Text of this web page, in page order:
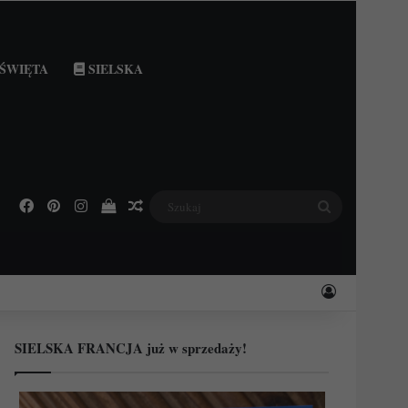
SIELSKA
Facebook
PinterestInstagramPodejrzyj swój koszyk
Losowy wpis
Zaloguj
SIELSKA FRANCJA już w sprzedaży!